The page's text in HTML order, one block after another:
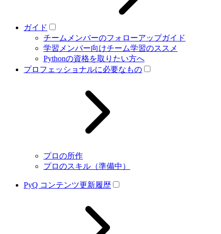
ガイド
チームメンバーのフォローアップガイド
学習メンバー向けチーム学習のススメ
Pythonの資格を取りたい方へ
プロフェッショナルに必要なもの
プロの所作
プロのスキル（準備中）
PyQ コンテンツ更新履歴